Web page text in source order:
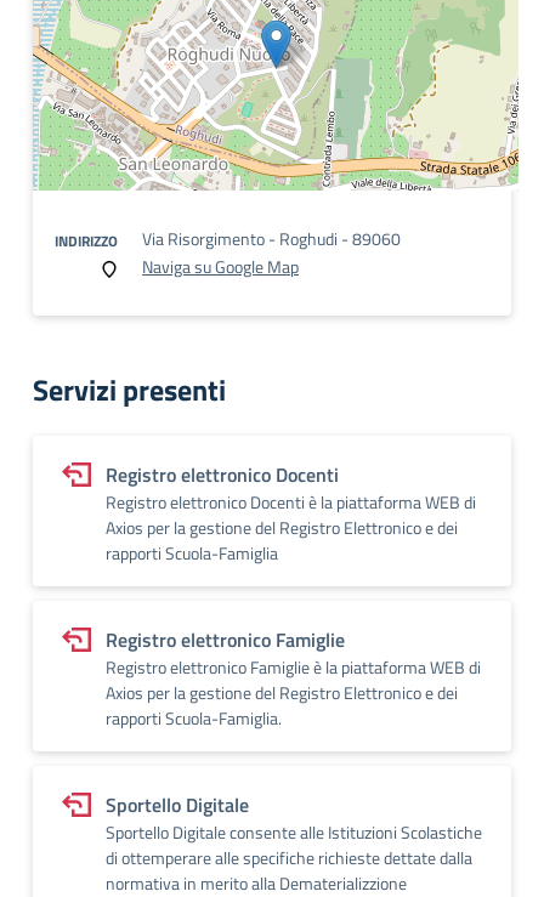
INDIRIZZO
Via Risorgimento - Roghudi - 89060
Naviga su Google Map
Servizi presenti
Registro elettronico Docenti
Registro elettronico Docenti è la piattaforma WEB di
Axios per la gestione del Registro Elettronico e dei
rapporti Scuola-Famiglia
Registro elettronico Famiglie
Registro elettronico Famiglie è la piattaforma WEB di
Axios per la gestione del Registro Elettronico e dei
rapporti Scuola-Famiglia.
Sportello Digitale
Sportello Digitale consente alle Istituzioni Scolastiche
di ottemperare alle specifiche richieste dettate dalla
normativa in merito alla Dematerializzione